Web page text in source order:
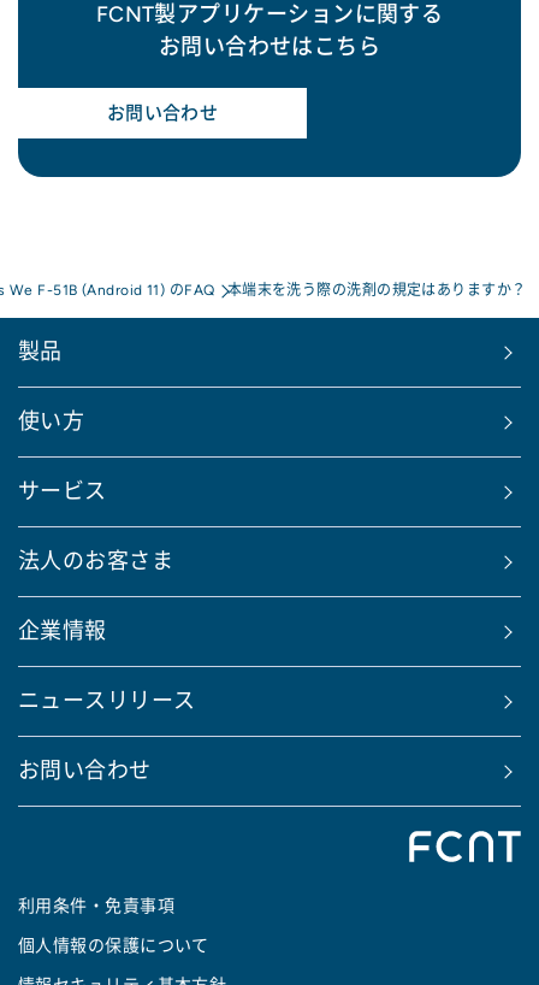
FCNT製アプリケーションに関する
お問い合わせはこちら
お問い合わせ
We F-51B (Android 11) のFAQ 本端末を洗う際の洗剤の規定はありますか？
製品
使い方
サービス
法人のお客さま
企業情報
ニュースリリース
お問い合わせ
利用条件・免責事項
個人情報の保護について